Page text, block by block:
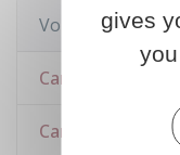
Voir aussi
Carte grise :
Carte grise :
gives